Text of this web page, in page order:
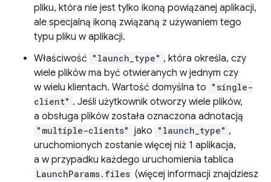
pliku, która nie jest tylko ikoną powiązanej aplikacji,
ale specjalną ikoną związaną z używaniem tego
typu pliku w aplikacji.
Właściwość "launch_type" , która określa, czy
wiele plików ma być otwieranych w jednym czy
w wielu klientach. Wartość domyślna to "single-
client" . Jeśli użytkownik otworzy wiele plików,
a obsługa plików została oznaczona adnotacją
"multiple-clients" jako "launch_type" ,
uruchomionych zostanie więcej niż 1 aplikacja,
a w przypadku każdego uruchomienia tablica
LaunchParams.files (więcej informacji znajdziesz